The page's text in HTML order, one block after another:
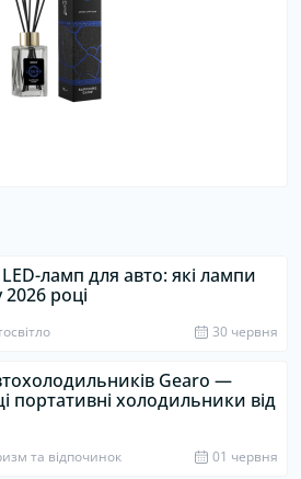
ламп для авто: які лампи
році
30 червня
Gearo —
портативні холодильники від
та відпочинок 01 червня